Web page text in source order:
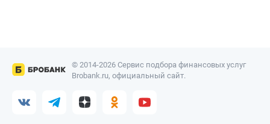
© 2014-2026 Сервис подбора финансовых услуг
Brobank.ru, официальный сайт.